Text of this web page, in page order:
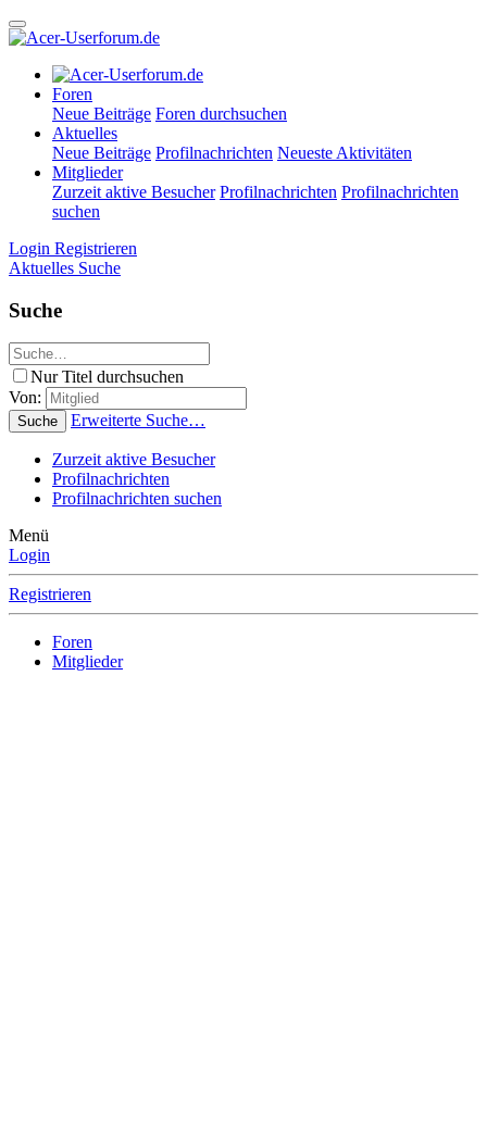
Foren
Neue Beiträge Foren durchsuchen
Aktuelles
Neue Beiträge Profilnachrichten Neueste Aktivitäten
Mitglieder
Zurzeit aktive Besucher Profilnachrichten Profilnachrichten
suchen
Login Registrieren
Aktuelles Suche
Suche
Nur Titel durchsuchen
Von:
Suche Erweiterte Suche…
Zurzeit aktive Besucher
Profilnachrichten
Profilnachrichten suchen
Menü
Login
Registrieren
Foren
Mitglieder